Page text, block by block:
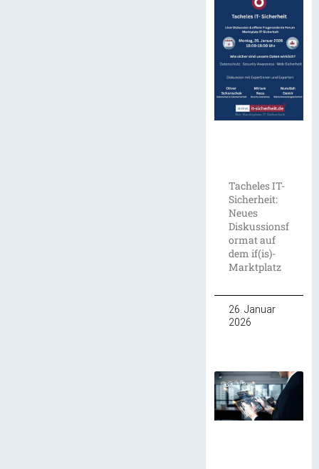
Tacheles IT-
Sicherheit:
Neues
Diskussionsf
ormat auf
dem if(is)-
Marktplatz
26. Januar
2026